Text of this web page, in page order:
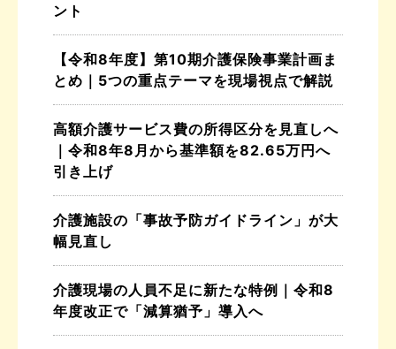
ント
【令和8年度】第10期介護保険事業計画ま
とめ｜5つの重点テーマを現場視点で解説
高額介護サービス費の所得区分を見直しへ
｜令和8年8月から基準額を82.65万円へ
引き上げ
介護施設の「事故予防ガイドライン」が大
幅見直し
介護現場の人員不足に新たな特例｜令和8
年度改正で「減算猶予」導入へ